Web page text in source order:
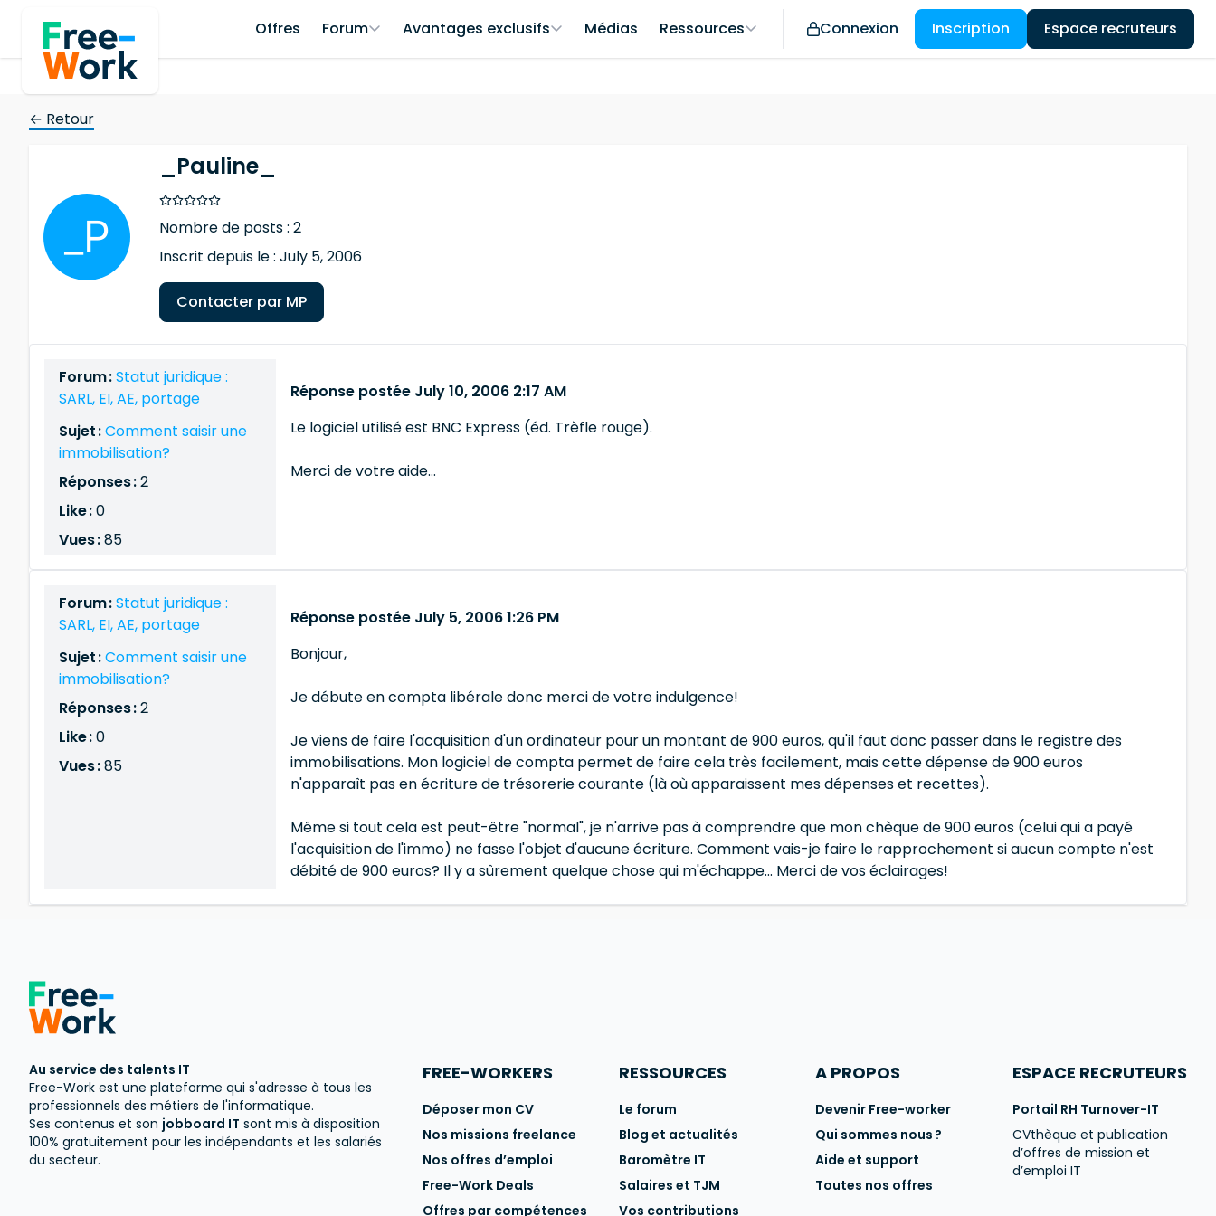
Offres Forum Avantages exclusifs Médias Ressources Connexion Inscription Espace recruteurs
← Retour
_Pauline_
Nombre de posts : 2
Inscrit depuis le : July 5, 2006
Contacter par MP
Forum :Statut juridique :
SARL, EI, AE, portage
Sujet :Comment saisir une
immobilisation?
Réponses :2
Like :0
Vues :85
Réponse postée July 10, 2006 2:17 AM
Le logiciel utilisé est BNC Express (éd. Trèfle rouge).
Merci de votre aide...
Forum :Statut juridique :
SARL, EI, AE, portage
Sujet :Comment saisir une
immobilisation?
Réponses :2
Like :0
Vues :85
Réponse postée July 5, 2006 1:26 PM
Bonjour,
Je débute en compta libérale donc merci de votre indulgence!
Je viens de faire l'acquisition d'un ordinateur pour un montant de 900 euros, qu'il faut donc passer dans le registre des
immobilisations. Mon logiciel de compta permet de faire cela très facilement, mais cette dépense de 900 euros
n'apparaît pas en écriture de trésorerie courante (là où apparaissent mes dépenses et recettes).
Même si tout cela est peut-être "normal", je n'arrive pas à comprendre que mon chèque de 900 euros (celui qui a payé
l'acquisition de l'immo) ne fasse l'objet d'aucune écriture. Comment vais-je faire le rapprochement si aucun compte n'est
débité de 900 euros? Il y a sûrement quelque chose qui m'échappe... Merci de vos éclairages!
Au service des talents IT
Free-Work est une plateforme qui s'adresse à tous les
professionnels des métiers de l'informatique.
Ses contenus et son jobboard IT sont mis à disposition
100% gratuitement pour les indépendants et les salariés
du secteur.
FREE-WORKERS
Déposer mon CV
Nos missions freelance
Nos offres d’emploi
Free-Work Deals
Offres par compétences
RESSOURCES
Le forum
Blog et actualités
Baromètre IT
Salaires et TJM
Vos contributions
A PROPOS
Devenir Free-worker
Qui sommes nous ?
Aide et support
Toutes nos offres
ESPACE RECRUTEURS
Portail RH Turnover-IT
CVthèque et publication
d’offres de mission et
d’emploi IT